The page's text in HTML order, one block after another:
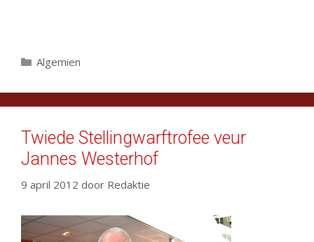
Categorieën
Algemien
Twiede Stellingwarftrofee veur
Jannes Westerhof
9 april 2012 door Redaktie